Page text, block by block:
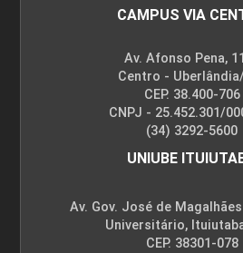
CAMPUS VIA
Av. Afonso Pena,
Centro -
CEP. 38.400-706
CNPJ - 25.452.301/
(34) 3292-5600
UNIUBE
Av. Gov. José de
Universitário,
CEP. 38301-078